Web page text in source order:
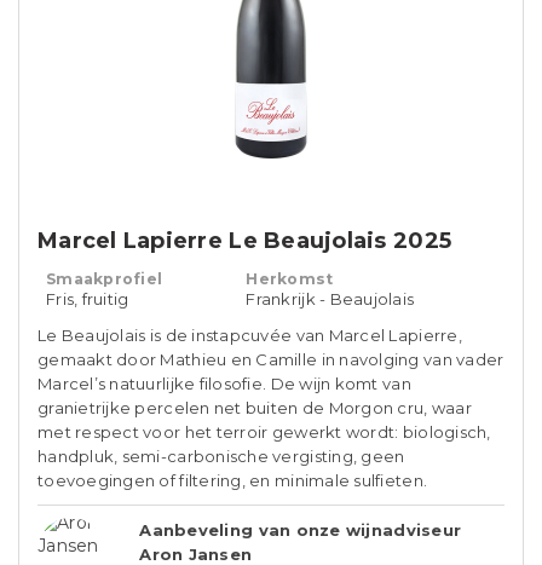
Marcel Lapierre Le Beaujolais 2025
Smaakprofiel
Fris, fruitig
Herkomst
Frankrijk - Beaujolais
Le Beaujolais is de instapcuvée van Marcel Lapierre,
gemaakt door Mathieu en Camille in navolging van vader
Marcel’s natuurlijke filosofie. De wijn komt van
granietrijke percelen net buiten de Morgon cru, waar
met respect voor het terroir gewerkt wordt: biologisch,
handpluk, semi-carbonische vergisting, geen
toevoegingen of filtering, en minimale sulfieten.
Aanbeveling van onze wijnadviseur
Aron Jansen